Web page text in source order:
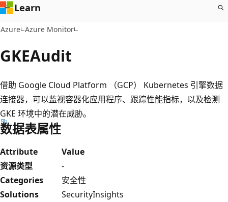
Learn
Azure Azure Monitor
GKEAudit
借助 Google Cloud Platform （GCP） Kubernetes 引擎数据
连接器，可以监视容器化应用程序、跟踪性能指标，以及检测
GKE 环境中的潜在威胁。
数据表属性
Attribute
Value
资源类型
-
Categories
安全性
Solutions
SecurityInsights